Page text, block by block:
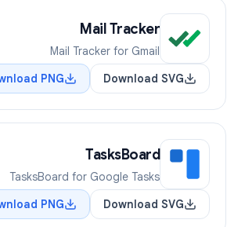
Mail Tracker
Mail Tracker for Gmail
Download SVG
PNG
TasksBoard
TasksBoard for Google Tasks
Download SVG
PNG